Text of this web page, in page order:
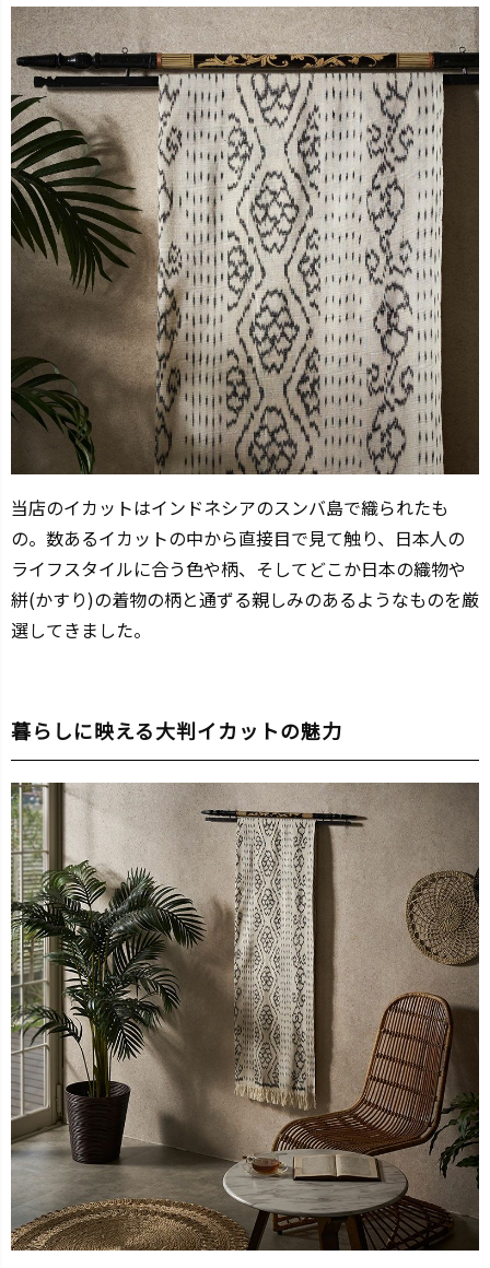
当店のイカットはインドネシアのスンバ島で織られたも
の。数あるイカットの中から直接目で見て触り、日本人の
ライフスタイルに合う色や柄、そしてどこか日本の織物や
絣(かすり)の着物の柄と通ずる親しみのあるようなものを厳
選してきました。
暮らしに映える大判イカットの魅力